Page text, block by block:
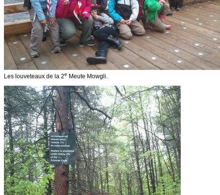
Les louveteaux de la 2e Meute Mowgli.